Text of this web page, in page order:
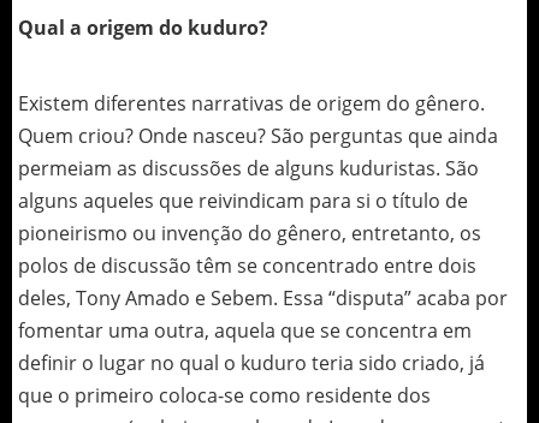
Qual a origem do kuduro?
Existem diferentes narrativas de origem do gênero.
Quem criou? Onde nasceu? São perguntas que ainda
permeiam as discussões de alguns kuduristas. São
alguns aqueles que reivindicam para si o título de
pioneirismo ou invenção do gênero, entretanto, os
polos de discussão têm se concentrado entre dois
deles, Tony Amado e Sebem. Essa “disputa” acaba por
fomentar uma outra, aquela que se concentra em
definir o lugar no qual o kuduro teria sido criado, já
que o primeiro coloca-se como residente dos